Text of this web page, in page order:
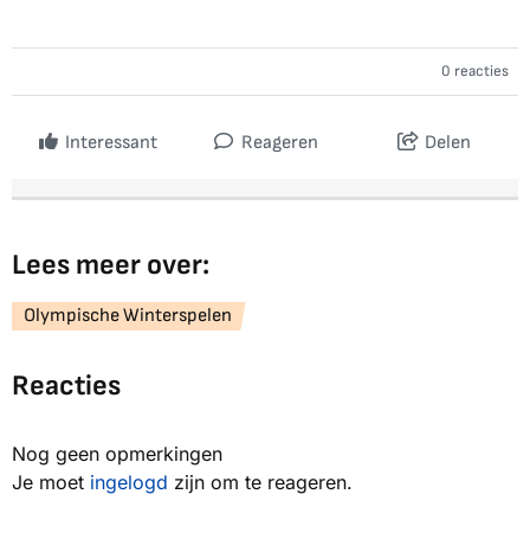
0 reacties
Interessant Reageren Delen
Lees meer over:
Olympische Winterspelen
Reacties
Nog geen opmerkingen
Je moet ingelogd zijn om te reageren.